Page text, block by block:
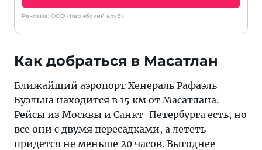
Реклама: ООО «Карибский клуб»
Как добраться в Масатлан
Ближайший аэропорт Хенераль Рафаэль
Буэльна находится в 15 км от Масатлана.
Рейсы из Москвы и Санкт-Петербурга есть, но
все они с двумя пересадками, а лететь
придется не меньше 20 часов. Выгоднее